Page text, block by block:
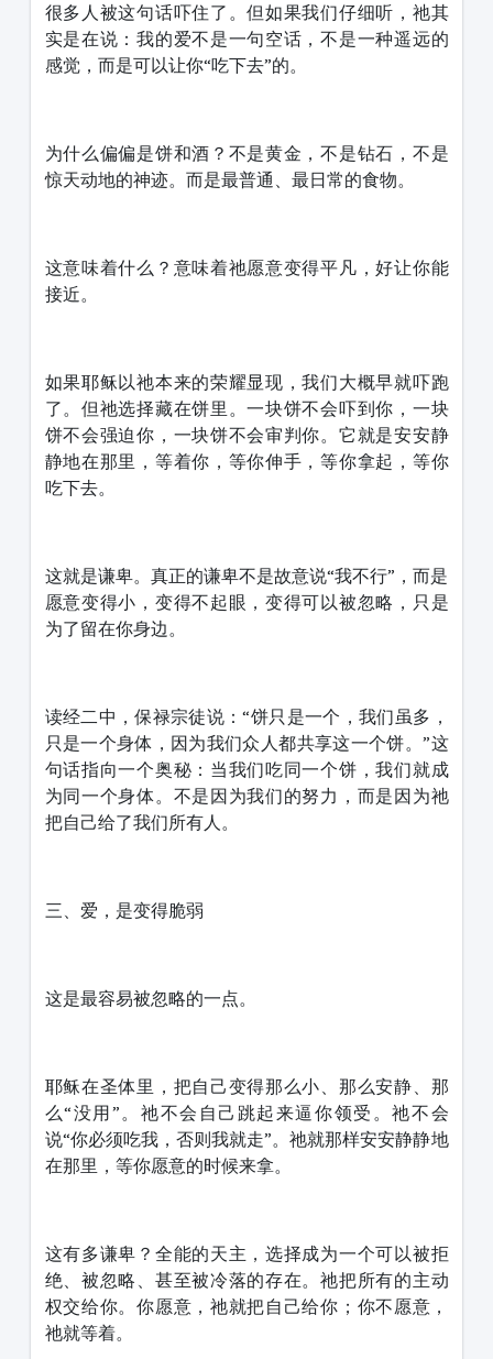
很多人被这句话吓住了。但如果我们仔细听，祂其
实是在说：我的爱不是一句空话，不是一种遥远的
感觉，而是可以让你“吃下去”的。
为什么偏偏是饼和酒？不是黄金，不是钻石，不是
惊天动地的神迹。而是最普通、最日常的食物。
这意味着什么？意味着祂愿意变得平凡，好让你能
接近。
如果耶稣以祂本来的荣耀显现，我们大概早就吓跑
了。但祂选择藏在饼里。一块饼不会吓到你，一块
饼不会强迫你，一块饼不会审判你。它就是安安静
静地在那里，等着你，等你伸手，等你拿起，等你
吃下去。
这就是谦卑。真正的谦卑不是故意说“我不行”，而是
愿意变得小，变得不起眼，变得可以被忽略，只是
为了留在你身边。
读经二中，保禄宗徒说：“饼只是一个，我们虽多，
只是一个身体，因为我们众人都共享这一个饼。”这
句话指向一个奥秘：当我们吃同一个饼，我们就成
为同一个身体。不是因为我们的努力，而是因为祂
把自己给了我们所有人。
三、爱，是变得脆弱
这是最容易被忽略的一点。
耶稣在圣体里，把自己变得那么小、那么安静、那
么“没用”。祂不会自己跳起来逼你领受。祂不会
说“你必须吃我，否则我就走”。祂就那样安安静静地
在那里，等你愿意的时候来拿。
这有多谦卑？全能的天主，选择成为一个可以被拒
绝、被忽略、甚至被冷落的存在。祂把所有的主动
权交给你。你愿意，祂就把自己给你；你不愿意，
祂就等着。